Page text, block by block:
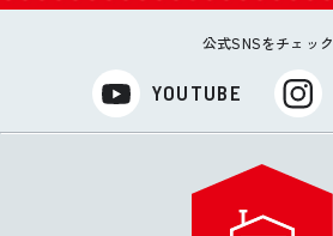
公式SNSをチェック
YOUTUBE